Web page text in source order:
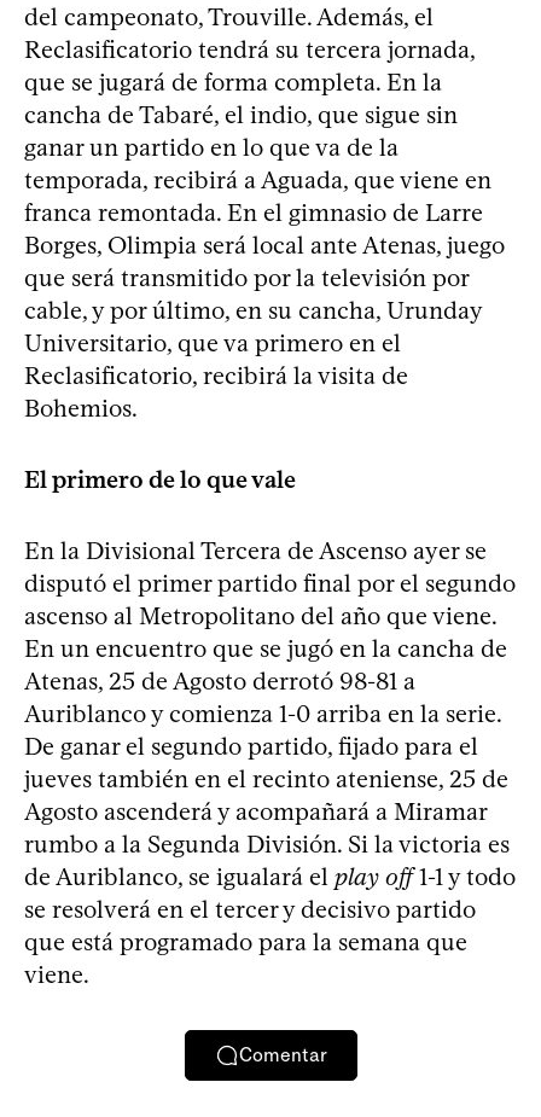
del campeonato, Trouville. Además, el
Reclasificatorio tendrá su tercera jornada,
que se jugará de forma completa. En la
cancha de Tabaré, el indio, que sigue sin
ganar un partido en lo que va de la
temporada, recibirá a Aguada, que viene en
franca remontada. En el gimnasio de Larre
Borges, Olimpia será local ante Atenas, juego
que será transmitido por la televisión por
cable, y por último, en su cancha, Urunday
Universitario, que va primero en el
Reclasificatorio, recibirá la visita de
Bohemios.
El primero de lo que vale
En la Divisional Tercera de Ascenso ayer se
disputó el primer partido final por el segundo
ascenso al Metropolitano del año que viene.
En un encuentro que se jugó en la cancha de
Atenas, 25 de Agosto derrotó 98-81 a
Auriblanco y comienza 1-0 arriba en la serie.
De ganar el segundo partido, fijado para el
jueves también en el recinto ateniense, 25 de
Agosto ascenderá y acompañará a Miramar
rumbo a la Segunda División. Si la victoria es
de Auriblanco, se igualará el play off1-1 y todo
se resolverá en el tercer y decisivo partido
que está programado para la semana que
viene.
Comentar